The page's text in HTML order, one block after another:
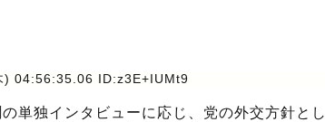
) 04:56:35.06 ID:z3E+IUMt9
単独インタビューに応じ、党の外交方針とし